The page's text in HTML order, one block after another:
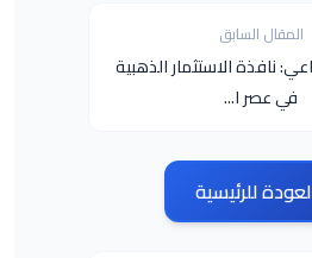
المقال السابق
نافذة الاستثمار الذهبية
في عصر ا...
للرئيسية